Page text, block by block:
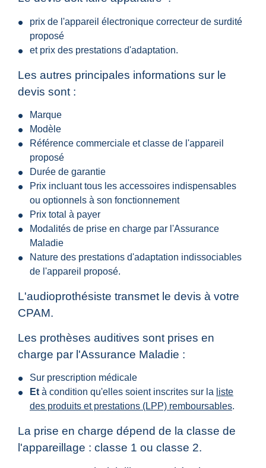
prix de l'appareil électronique correcteur de surdité
proposé
et prix des prestations d'adaptation.
Les autres principales informations sur le
devis sont :
Marque
Modèle
Référence commerciale et classe de l'appareil
proposé
Durée de garantie
Prix incluant tous les accessoires indispensables
ou optionnels à son fonctionnement
Prix total à payer
Modalités de prise en charge par l'Assurance
Maladie
Nature des prestations d'adaptation indissociables
de l'appareil proposé.
L'audioprothésiste transmet le devis à votre
CPAM.
Les prothèses auditives sont prises en
charge par l'Assurance Maladie :
Sur prescription médicale
Et à condition qu'elles soient inscrites sur la liste
des produits et prestations (LPP) remboursables.
La prise en charge dépend de la classe de
l'appareillage : classe 1 ou classe 2.